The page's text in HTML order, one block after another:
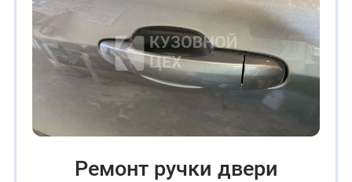
Ремонт ручки двери